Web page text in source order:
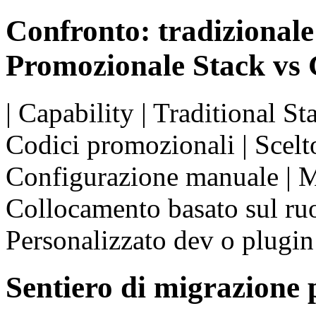
Confronto:
Promozionale Stack
| Capability | Traditional
Codici promozionali |
Configurazione manuale |
Collocamento basato sul
Personalizzato dev o
Sentiero di migrazione